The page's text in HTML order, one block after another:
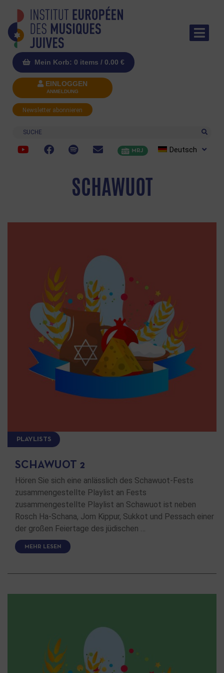
Mein Korb: 0 items / 0.00 €
EINLOGGEN
ANMELDUNG
Newsletter abonnieren
Suche
MRJ Deutsch
SCHAWUOT
PLAYLISTS
SCHAWUOT 2
Hören Sie sich eine anlässlich des Schawuot-Fests
zusammengestellte Playlist an Fests
zusammengestellte Playlist an Schawuot ist neben
Rosch Ha-Schana, Jom Kippur, Sukkot und Pessach einer
der großen Feiertage des jüdischen …
MEHR LESEN